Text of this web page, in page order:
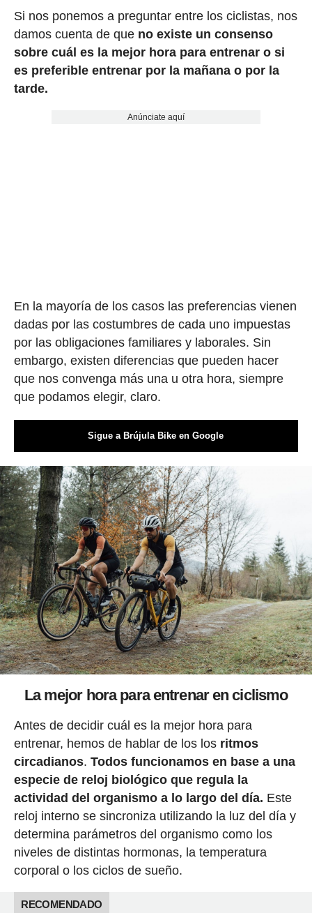
Si nos ponemos a preguntar entre los ciclistas, nos
damos cuenta de que no existe un consenso
sobre cuál es la mejor hora para entrenar o si
es preferible entrenar por la mañana o por la
tarde.
Anúnciate aquí
En la mayoría de los casos las preferencias vienen
dadas por las costumbres de cada uno impuestas
por las obligaciones familiares y laborales. Sin
embargo, existen diferencias que pueden hacer
que nos convenga más una u otra hora, siempre
que podamos elegir, claro.
Sigue a Brújula Bike en Google
La mejor hora para entrenar en ciclismo
Antes de decidir cuál es la mejor hora para
entrenar, hemos de hablar de los losritmos
circadianos. Todos funcionamos en base a una
especie de reloj biológico que regula la
actividad del organismo a lo largo del día. Este
reloj interno se sincroniza utilizando la luz del día y
determina parámetros del organismo como los
niveles de distintas hormonas, la temperatura
corporal o los ciclos de sueño.
RECOMENDADO